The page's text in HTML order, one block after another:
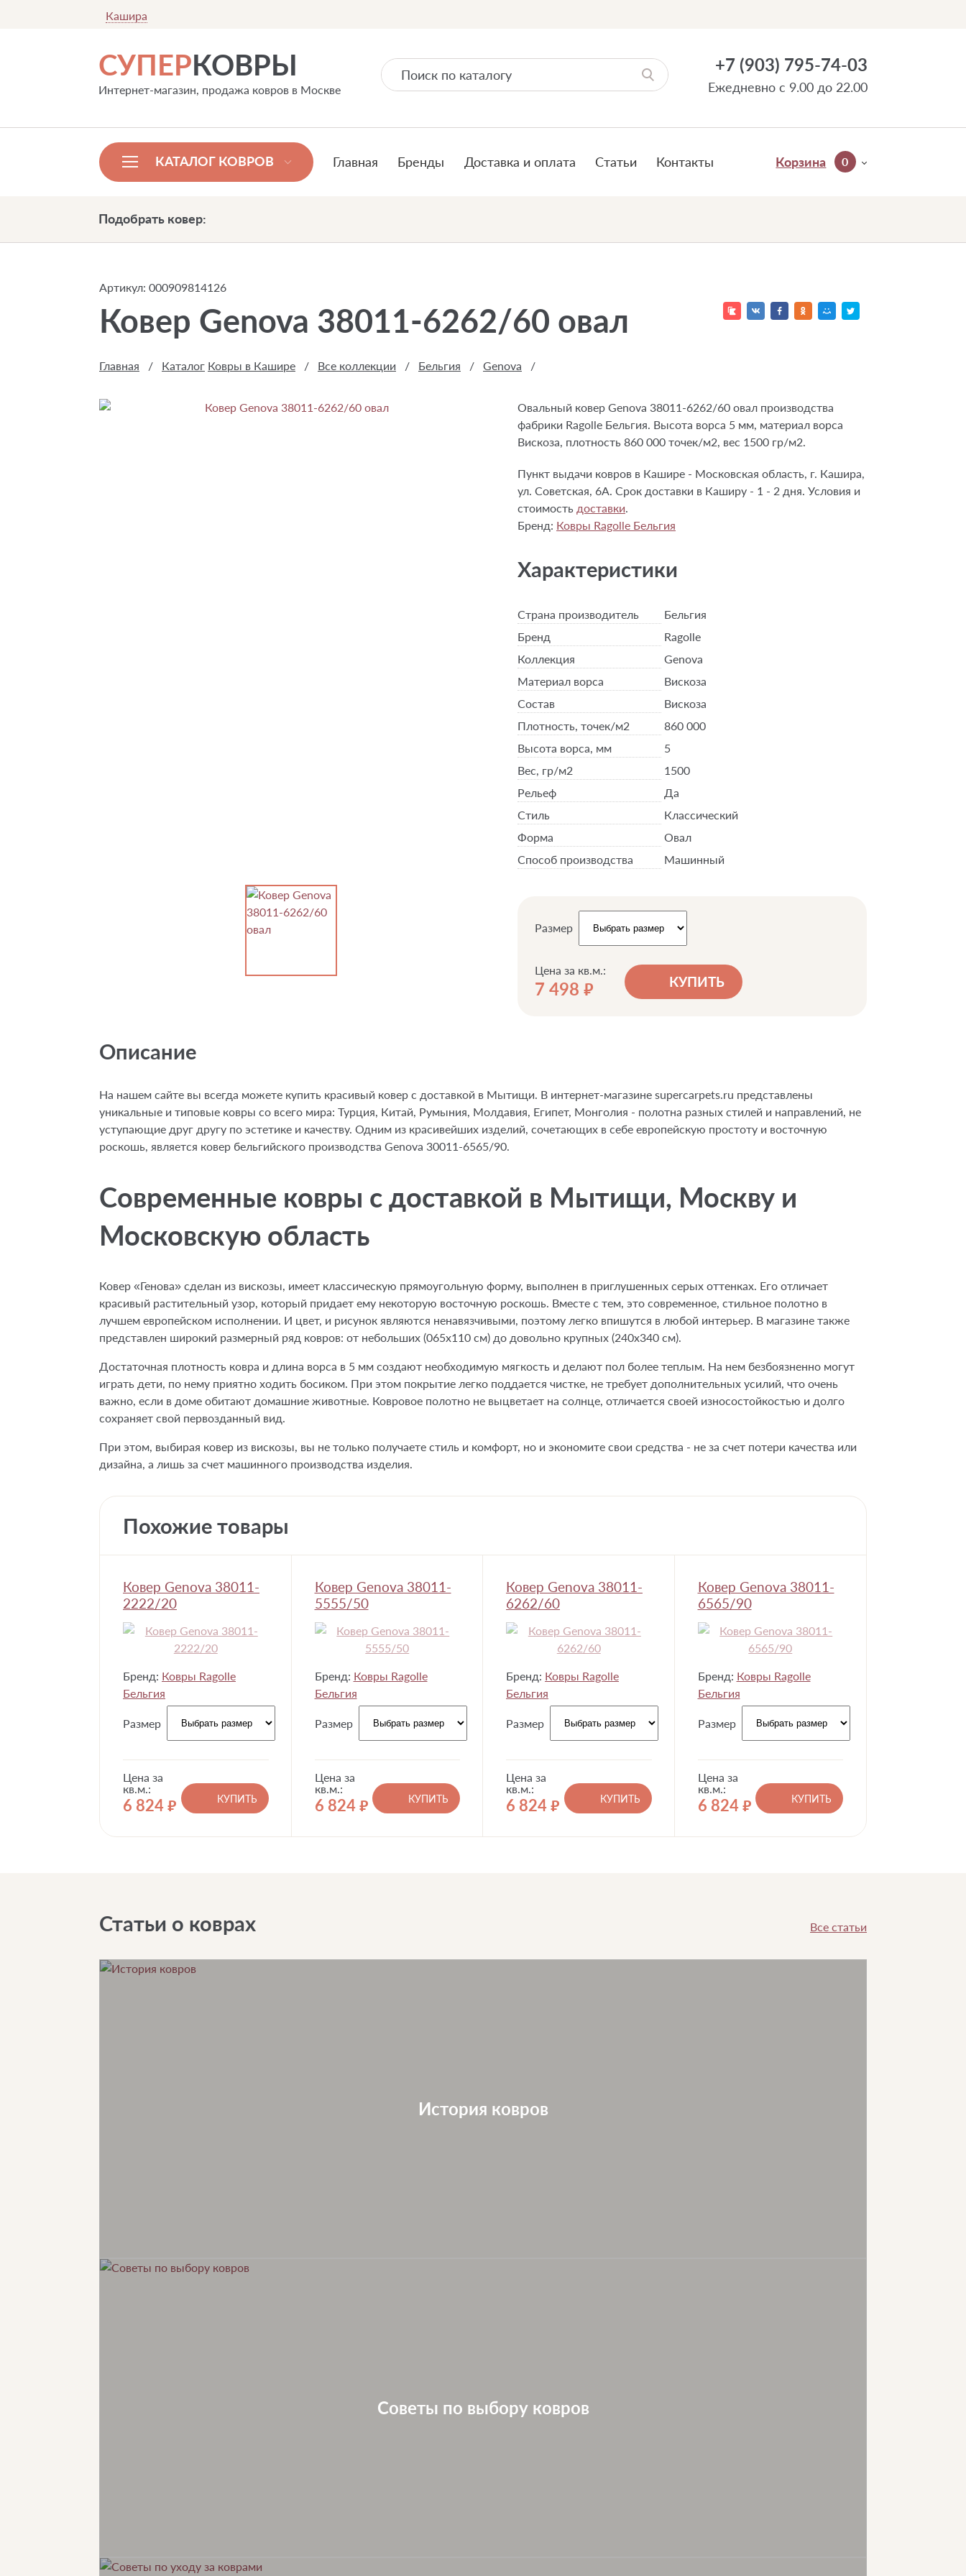
Кашира
СУПЕРКОВРЫ
Интернет-магазин, продажа ковров в Москве
+7 (903) 795-74-03
Ежедневно с 9.00 до 22.00
КАТАЛОГ КОВРОВ Главная Бренды Доставка и оплата Статьи Контакты Корзина 0
Подобрать ковер:
Артикул: 000909814126
Ковер Genova 38011-6262/60 овал
Главная / Каталог Ковры в Кашире / Все коллекции / Бельгия / Genova /
Овальный ковер Genova 38011-6262/60 овал производства
фабрики Ragolle Бельгия. Высота ворса 5 мм, материал ворса
Вискоза, плотность 860 000 точек/м2, вес 1500 гр/м2.
Пункт выдачи ковров в Кашире - Московская область, г. Кашира,
ул. Советская, 6А. Срок доставки в Каширу - 1 - 2 дня. Условия и
стоимость доставки
Бренд: Ковры Ragolle Бельгия
Характеристики
Страна производитель
Бельгия
Бренд
Ragolle
Коллекция
Genova
Материал ворса
Вискоза
Состав
Вискоза
Плотность, точек/м2
860 000
Высота ворса, мм
5
Вес, гр/м2
1500
Рельеф
Да
Стиль
Классический
Форма
Овал
Способ производства
Машинный
Размер
Цена за кв.м.:
7 498 руб. КУПИТЬ
Описание
На нашем сайте вы всегда можете купить красивый ковер с доставкой в Мытищи. В интернет-магазине supercarpets.ru представлены
уникальные и типовые ковры со всего мира: Турция, Китай, Румыния, Молдавия, Египет, Монголия - полотна разных стилей и направлений, не
уступающие друг другу по эстетике и качеству. Одним из красивейших изделий, сочетающих в себе европейскую простоту и восточную
роскошь, является ковер бельгийского производства Genova 30011-6565/90.
Современные ковры с доставкой в Мытищи, Москву и
Московскую область
Ковер «Генова» сделан из вискозы, имеет классическую прямоугольную форму, выполнен в приглушенных серых оттенках. Его отличает
красивый растительный узор, который придает ему некоторую восточную роскошь. Вместе с тем, это современное, стильное полотно в
лучшем европейском исполнении. И цвет, и рисунок являются ненавязчивыми, поэтому легко впишутся в любой интерьер. В магазине также
представлен широкий размерный ряд ковров: от небольших (065x110 см) до довольно крупных (240x340 см).
Достаточная плотность ковра и длина ворса в 5 мм создают необходимую мягкость и делают пол более теплым. На нем безбоязненно могут
играть дети, по нему приятно ходить босиком. При этом покрытие легко поддается чистке, не требует дополнительных усилий, что очень
важно, если в доме обитают домашние животные. Ковровое полотно не выцветает на солнце, отличается своей износостойкостью и долго
сохраняет свой первозданный вид.
При этом, выбирая ковер из вискозы, вы не только получаете стиль и комфорт, но и экономите свои средства - не за счет потери качества или
дизайна, а лишь за счет машинного производства изделия.
Похожие товары
Ковер Genova 38011-
2222/20
Бренд: Ковры Ragolle
Бельгия
Размер
Цена за
кв.м.:
6 824 руб.
КУПИТЬ
Ковер Genova 38011-
5555/50
Бренд: Ковры Ragolle
Бельгия
Размер
Цена за
кв.м.:
6 824 руб.
КУПИТЬ
Ковер Genova 38011-
6262/60
Бренд: Ковры Ragolle
Бельгия
Размер
Цена за
кв.м.:
6 824 руб.
КУПИТЬ
Ковер Genova 38011-
6565/90
Бренд: Ковры Ragolle
Бельгия
Размер
Цена за
кв.м.:
6 824 руб.
КУПИТЬ
Статьи о коврах Все статьи
История ковров
Советы по выбору ковров